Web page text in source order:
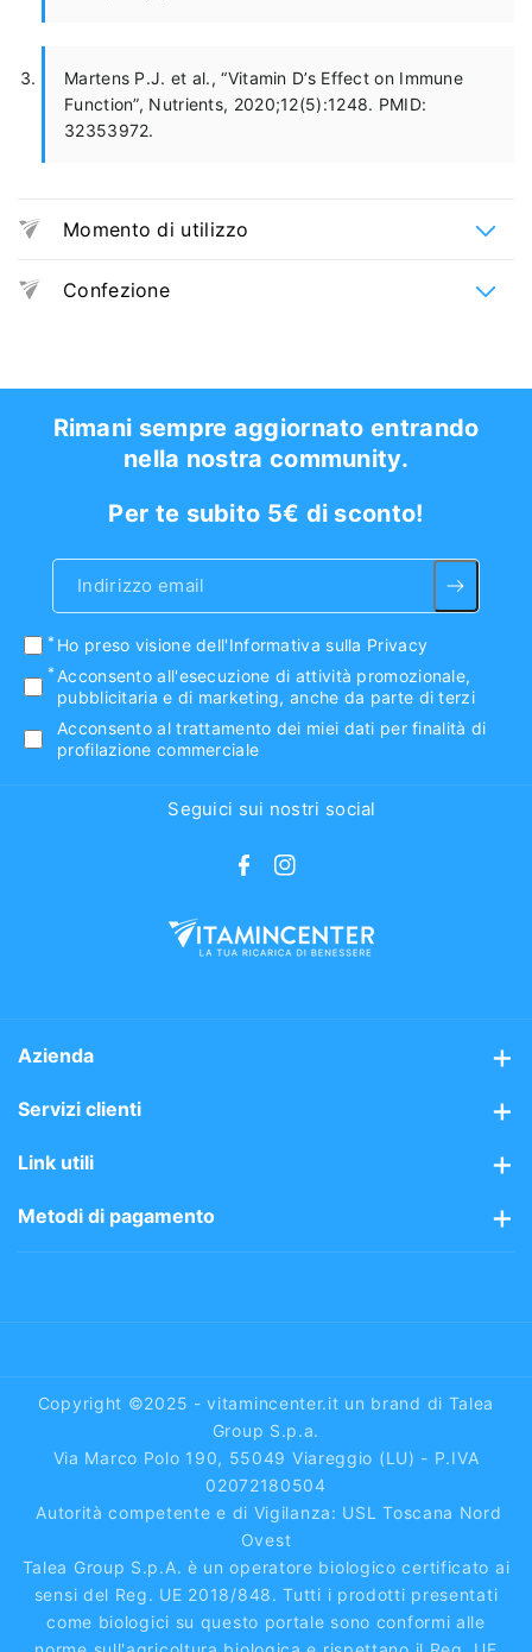
Martens P.J. et al., “Vitamin D’s Effect on Immune
Function”, Nutrients, 2020;12(5):1248. PMID:
32353972.
Momento di utilizzo
Confezione
Rimani sempre aggiornato entrando
nella nostra community.
Per te subito 5€ di sconto!
Indirizzo email
Ho preso visionedell'Informativa sulla Privacy
Acconsento all'esecuzione di attività promozionale,
pubblicitaria e di marketing, anche da parte di terzi
Acconsento al trattamento dei miei dati per finalità di
profilazione commerciale
Seguici sui nostri social
F
c
I
s
Azienda
Chi siamo
Area riservata
Servizi clienti
Assistenza clienti
Piattaforma ODR
Link utili
Avvisi sui prodotti
Metodi di pagamento
Copyright ©2025 - vitamincenter.it un brand di Talea
Group S.p.a.
Via Marco Polo 190, 55049 Viareggio (LU) - P.IVA
02072180504
Autorità competente e di Vigilanza: USL Toscana Nord
Ovest
Talea Group S.p.A. è un operatore biologico certificato ai
sensi del Reg. UE 2018/848. Tutti i prodotti presentati
come biologici su questo portale sono conformi alle